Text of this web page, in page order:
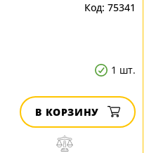
75341
1 шт.
В КОРЗИНУ